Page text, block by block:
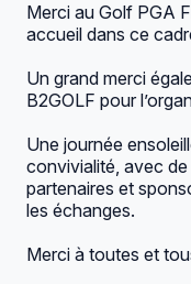
Merci au Golf PGA
accueil dans ce
Un grand merci
B2GOLF pour
Une journée
convivialité, avec
partenaires et
les échanges.
Merci à toutes et